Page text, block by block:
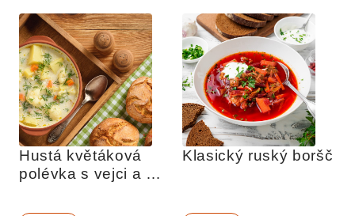
Hustá květáková
polévka s vejci a
Klasický ruský boršč